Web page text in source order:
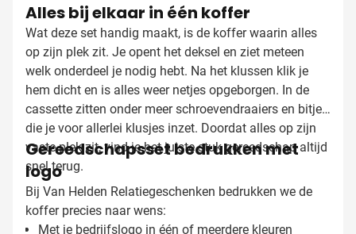
Alles bij elkaar in één koffer
Wat deze set handig maakt, is de koffer waarin alles
op zijn plek zit. Je opent het deksel en ziet meteen
welk onderdeel je nodig hebt. Na het klussen klik je
hem dicht en is alles weer netjes opgeborgen. In de
cassette zitten onder meer schroevendraaiers en bitjes
die je voor allerlei klusjes inzet. Doordat alles op zijn
vaste plek zit, vind je het juiste stuk gereedschap altijd
snel terug.
Gereedschapsset bedrukken met
logo
Bij Van Helden Relatiegeschenken bedrukken we de
koffer precies naar wens:
Met je bedrijfslogo in één of meerdere kleuren